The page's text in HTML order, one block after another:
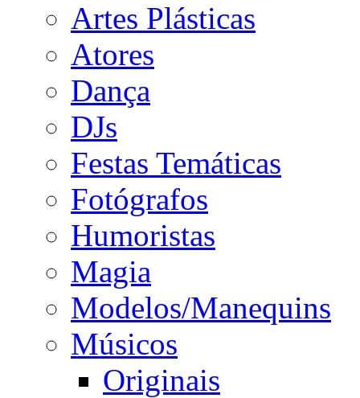
Artes Plásticas
Atores
Dança
DJs
Festas Temáticas
Fotógrafos
Humoristas
Magia
Modelos/Manequins
Músicos
Originais